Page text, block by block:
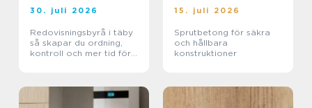
30. juli 2026
Redovisningsbyrå i täby
så skapar du ordning,
kontroll och mer tid för
15. juli 2026
Sprutbetong för säkra
och hållbara
konstruktioner